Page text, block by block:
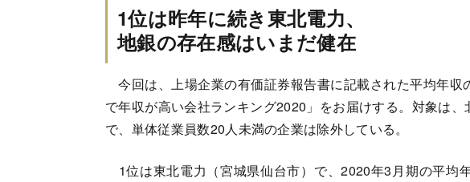
1位は昨年に続き東北電力、
地銀の存在感はいまだ健在
今回は、上場企業の有価証券報告書に記載された平均年
で年収が高い会社ランキング2020」をお届けする。対象は
で、単体従業員数20人未満の企業は除外している。
1位は東北電力（宮城県仙台市）で、2020年3月期の平均